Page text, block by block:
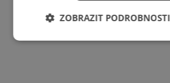
ZOBRAZIT PODROBNOSTI